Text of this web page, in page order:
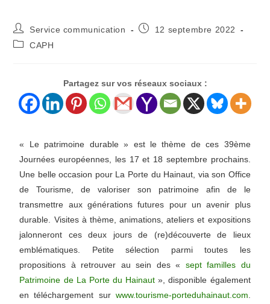
Service communication
12 septembre 2022
CAPH
Partagez sur vos réseaux sociaux :
« Le patrimoine durable » est le thème de ces 39ème
Journées européennes, les 17 et 18 septembre prochains.
Une belle occasion pour La Porte du Hainaut, via son Office
de Tourisme, de valoriser son patrimoine afin de le
transmettre aux générations futures pour un avenir plus
durable. Visites à thème, animations, ateliers et expositions
jalonneront ces deux jours de (re)découverte de lieux
emblématiques. Petite sélection parmi toutes les
propositions à retrouver au sein des « sept familles du
Patrimoine de La Porte du Hainaut », disponible également
en téléchargement sur www.tourisme-porteduhainaut.com